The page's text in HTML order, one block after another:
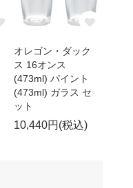
オレゴン・ダック
ス 16オンス
(473ml) パイント
(473ml) ガラス セ
ット
10,440円(税込)